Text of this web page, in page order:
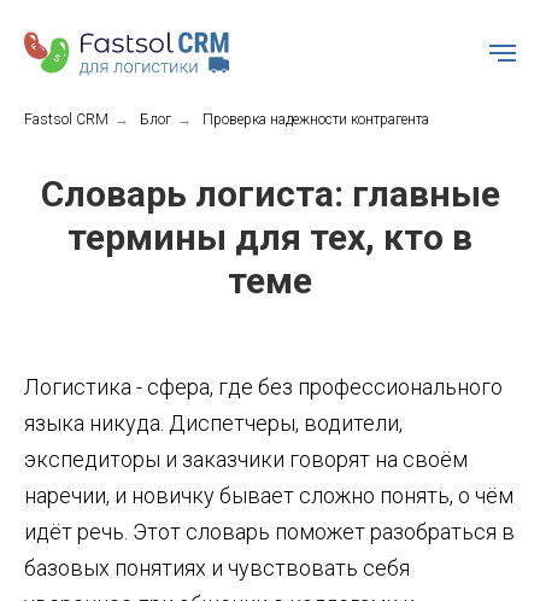
Fastsol CRM → Блог → Проверка надежности контрагента
Словарь логиста: главные
термины для тех, кто в
теме
Логистика - сфера, где без профессионального
языка никуда. Диспетчеры, водители,
экспедиторы и заказчики говорят на своём
наречии, и новичку бывает сложно понять, о чём
идёт речь. Этот словарь поможет разобраться в
базовых понятиях и чувствовать себя